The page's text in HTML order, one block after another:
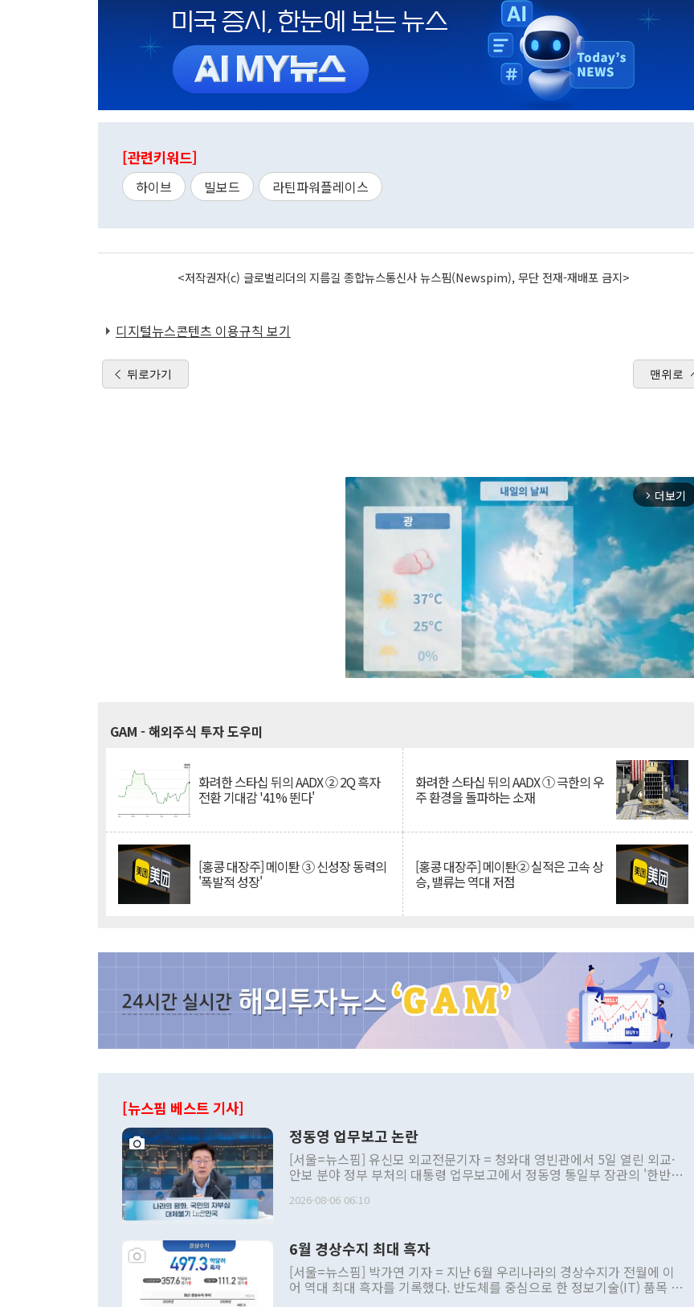
[관련키워드]
하이브 빌보드 라틴파워플레이스
<저작권자(c) 글로벌리더의 지름길 종합뉴스통신사 뉴스핌(Newspim), 무단 전재-재배포 금지>
디지털뉴스콘텐츠 이용규칙 보기
뒤로가기 맨위로
arrow_forward_ios 더보기
GAM - 해외주식 투자 도우미
화려한 스타십 뒤의 AADX ② 2Q 흑자
전환 기대감 '41% 뛴다'
화려한 스타십 뒤의 AADX ① 극한의 우
주 환경을 돌파하는 소재
[홍콩 대장주] 메이퇀 ③ 신성장 동력의
'폭발적 성장'
[홍콩 대장주] 메이퇀② 실적은 고속 상
승, 밸류는 역대 저점
[뉴스핌 베스트 기사]
정동영 업무보고 논란
[서울=뉴스핌] 유신모 외교전문기자 = 청와대 영빈관에서 5일 열린 외교·
안보 분야 정부 부처의 대통령 업무보고에서 정동영 통일부 장관의 '한반도
발언 중에는 정부 내 조율을 거치지 않은 사안을 정책으로 추진하겠다고 공
주의적 희망에 근거한 비현실적 구상'이라는 비판을 내놨다. 그동안 정 장
관의 대북 정책 관련 발언이 물의를 빚은 적은 여러 번 있지만 대통령과 유
관 부처 장관이 공개적으로 부정적 입장을 표명한 것은 이례적이다. 정 장
관의 무리한 대북 접근법과 월권을 제어해야 한다는 목소리도 높아지고 있
2026-08-06 06:10
6월 경상수지 최대 흑자
[서울=뉴스핌] 박가연 기자 = 지난 6월 우리나라의 경상수지가 전월에 이
어 역대 최대 흑자를 기록했다. 반도체를 중심으로 한 정보기술(IT) 품목 수